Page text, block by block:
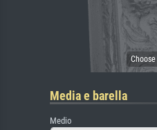
Media e barella
Medio